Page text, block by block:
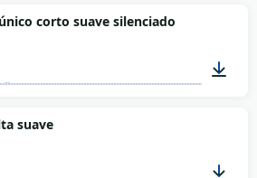
corto suave silenciado
suave